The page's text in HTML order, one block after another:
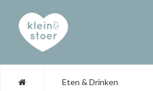
Eten & Drinken